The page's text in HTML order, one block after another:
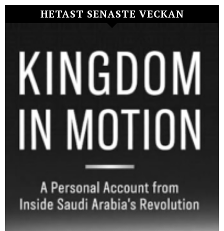
HETAST SENASTE VECKAN